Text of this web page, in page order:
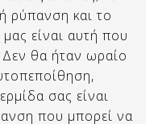
ρύπανση και το
μας είναι αυτή που
Δεν θα ήταν ωραίο
σας είναι
που μπορεί να